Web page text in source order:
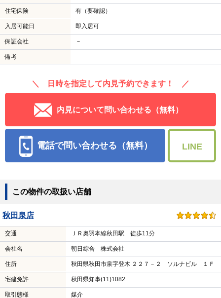
住宅保険 有（要確認）
入居可能日 即入居可
保証会社 －
備考
＼ 日時を指定して内見予約できます！ ／
内見について問い合わせる（無料）
電話で問い合わせる（無料） LINE
この物件の取扱い店舗
秋田泉店
交通 ＪＲ奥羽本線秋田駅 徒歩11分
会社名 朝日綜合 株式会社
住所 秋田県秋田市泉字登木 ２２７－２ ソルナビル １Ｆ
宅建免許 秋田県知事(11)1082
取引態様 媒介